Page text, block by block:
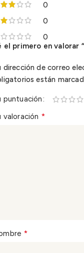
0
0
0
el primero en valorar
dirección de correo
están
puntuación
valoración *
*